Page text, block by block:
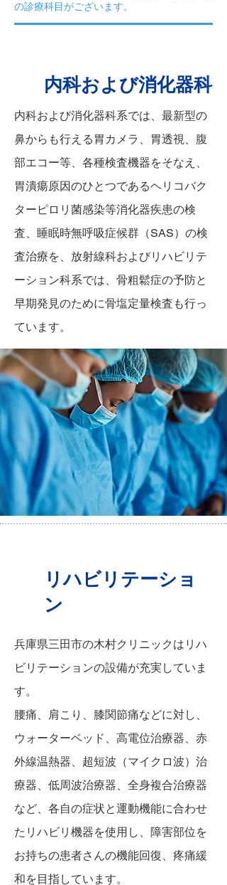
の診療科目がございます。
内科および消化器科
内科および消化器科系では、最新型の
鼻からも行える胃カメラ、胃透視、腹
部エコー等、各種検査機器をそなえ、
胃潰瘍原因のひとつであるヘリコバク
ターピロリ菌感染等消化器疾患の検
査、睡眠時無呼吸症候群（SAS）の検
査治療を、放射線科およびリハビリテ
ーション科系では、骨粗鬆症の予防と
早期発見のために骨塩定量検査も行っ
ています。
リハビリテーショ
ン
兵庫県三田市の木村クリニックはリハ
ビリテーションの設備が充実していま
す。
腰痛、肩こり、膝関節痛などに対し、
ウォーターベッド、高電位治療器、赤
外線温熱器、超短波（マイクロ波）治
療器、低周波治療器、全身複合治療器
など、各自の症状と運動機能に合わせ
たリハビリ機器を使用し、障害部位を
お持ちの患者さんの機能回復、疼痛緩
和を目指しています。